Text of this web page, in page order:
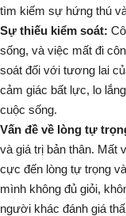
tìm kiếm sự hứng thú
Sự thiếu kiểm soát:
sống, và việc mất đi
soát đối với tương lai
cảm giác bất lực, lo
cuộc sống.
Vấn đề về lòng tự
và giá trị bản thân. Mất
cực đến lòng tự trọng
mình không đủ giỏi,
người khác đánh giá